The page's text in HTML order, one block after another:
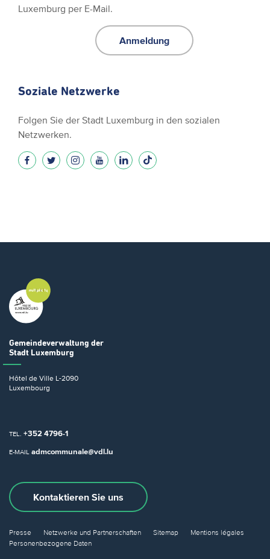
Luxemburg per E-Mail.
Anmeldung
Soziale Netzwerke
Folgen Sie der Stadt Luxemburg in den sozialen
Netzwerken.
Gemeindeverwaltung der
Stadt Luxemburg
Hôtel de Ville L-2090
Luxembourg
TEL. +352 4796-1
E-MAIL admcommunale@vdl.lu
Kontaktieren Sie uns
Presse Netzwerke und Partnerschaften Sitemap
Mentions légales
Personenbezogene Daten